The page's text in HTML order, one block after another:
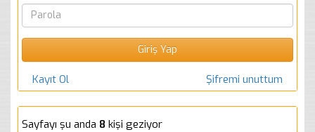
Kayıt Ol Şifremi unuttum
Sayfayı şu anda 8 kişi geziyor